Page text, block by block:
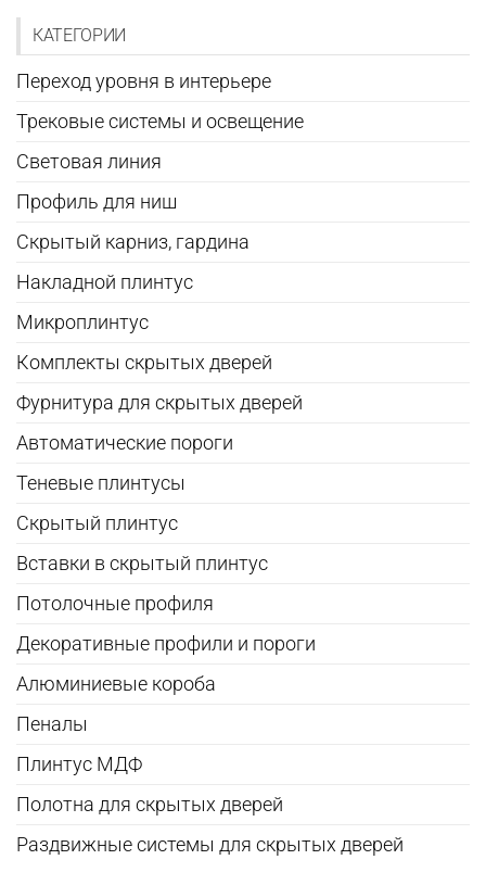
товара.
КАТЕГОРИИ
Переход уровня в интерьере
Трековые системы и освещение
Световая линия
Профиль для ниш
Скрытый карниз, гардина
Накладной плинтус
Микроплинтус
Комплекты скрытых дверей
Фурнитура для скрытых дверей
Автоматические пороги
Теневые плинтусы
Скрытый плинтус
Вставки в скрытый плинтус
Потолочные профиля
Декоративные профили и пороги
Алюминиевые короба
Пеналы
Плинтус МДФ
Полотна для скрытых дверей
Раздвижные системы для скрытых дверей